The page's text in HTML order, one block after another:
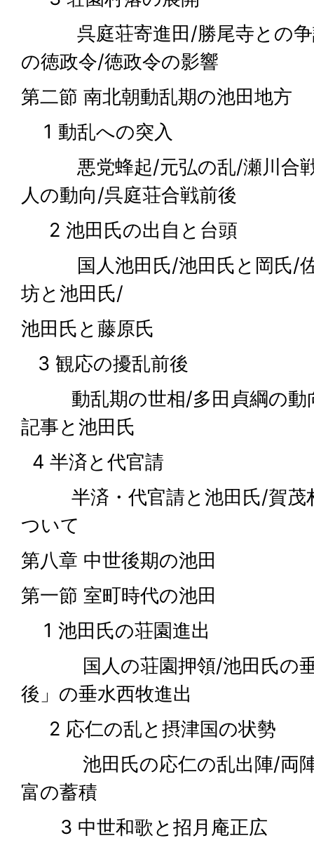
呉庭荘寄進田/勝尾寺との争
の徳政令/徳政令の影響
第二節 南北朝動乱期の池田地方
1 動乱への突入
悪党蜂起/元弘の乱/瀬川合戦
人の動向/呉庭荘合戦前後
2 池田氏の出自と台頭
国人池田氏/池田氏と岡氏/佐
坊と池田氏/
池田氏と藤原氏
3 観応の擾乱前後
動乱期の世相/多田貞綱の動
記事と池田氏
4 半済と代官請
半済・代官請と池田氏/賀茂
ついて
第八章 中世後期の池田
第一節 室町時代の池田
1 池田氏の荘園進出
国人の荘園押領/池田氏の垂
後」の垂水西牧進出
2 応仁の乱と摂津国の状勢
池田氏の応仁の乱出陣/両陣
富の蓄積
3 中世和歌と招月庵正広